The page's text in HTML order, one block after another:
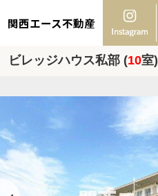
関西エース不動産
ビレッジハウス私部 (10室)